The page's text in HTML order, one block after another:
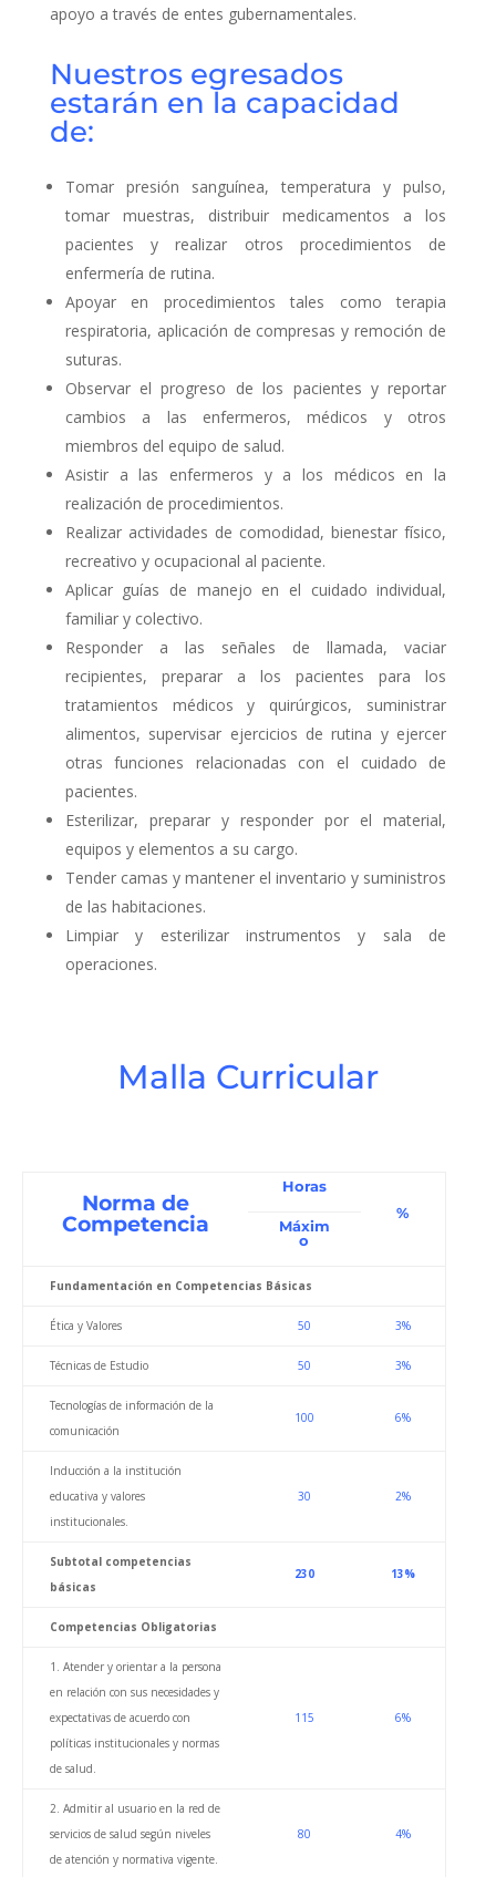
apoyo a través de entes gubernamentales.
Nuestros egresados
estarán en la capacidad
de:
Tomar presión sanguínea, temperatura y pulso,
tomar muestras, distribuir medicamentos a los
pacientes y realizar otros procedimientos de
enfermería de rutina.
Apoyar en procedimientos tales como terapia
respiratoria, aplicación de compresas y remoción de
suturas.
Observar el progreso de los pacientes y reportar
cambios a las enfermeros, médicos y otros
miembros del equipo de salud.
Asistir a las enfermeros y a los médicos en la
realización de procedimientos.
Realizar actividades de comodidad, bienestar físico,
recreativo y ocupacional al paciente.
Aplicar guías de manejo en el cuidado individual,
familiar y colectivo.
Responder a las señales de llamada, vaciar
recipientes, preparar a los pacientes para los
tratamientos médicos y quirúrgicos, suministrar
alimentos, supervisar ejercicios de rutina y ejercer
otras funciones relacionadas con el cuidado de
pacientes.
Esterilizar, preparar y responder por el material,
equipos y elementos a su cargo.
Tender camas y mantener el inventario y suministros
de las habitaciones.
Limpiar y esterilizar instrumentos y sala de
operaciones.
Malla Curricular
Norma de
Competencia
Horas
%
Máxim
o
Fundamentación en Competencias Básicas
Ética y Valores 50 3%
Técnicas de Estudio 50 3%
Tecnologías de información de la
comunicación
100 6%
Inducción a la institución
educativa y valores
institucionales.
30 2%
Subtotal competencias
básicas
230 13%
Competencias Obligatorias
1. Atender y orientar a la persona
en relación con sus necesidades y
expectativas de acuerdo con
políticas institucionales y normas
de salud.
115 6%
2. Admitir al usuario en la red de
servicios de salud según niveles
de atención y normativa vigente.
80 4%